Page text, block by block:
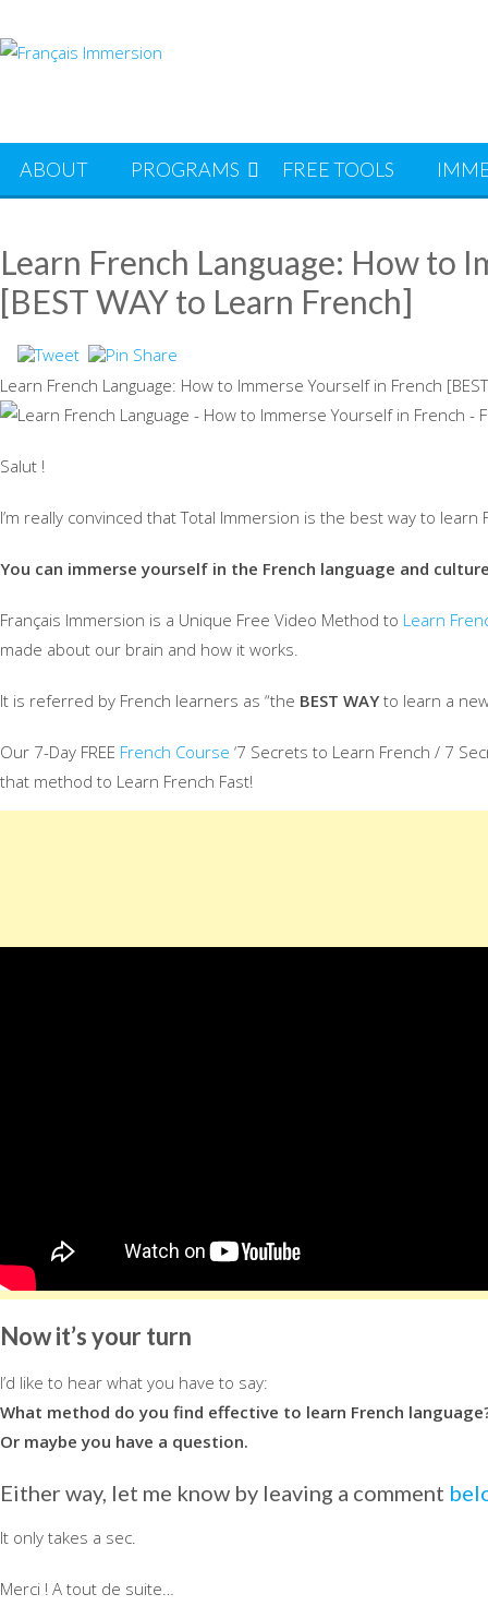
to
ABOUT PROGRAMS FREE TOOLS
Learn French Language: How to
[BEST WAY to Learn French]
Learn French Language: How to Immerse Yourself in French
Salut !
I’m really convinced that Total Immersion is the best way to learn
You can immerse yourself in the French language and
Français Immersion is a Unique Free Video Method to Learn
made about our brain and how it works.
It is referred by French learners as “the BEST WAY to learn a
Our 7-Day FREE French Course ‘7 Secrets to Learn French / 7
that method to Learn French Fast!
Now it’s your turn
I’d like to hear what you have to say:
What method do you find effective to learn French
Or maybe you have a question.
Either way, let me know by leaving a comment
It only takes a sec.
Merci ! A tout de suite…